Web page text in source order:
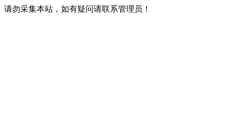
请勿采集本站，如有疑问请联系管理员！